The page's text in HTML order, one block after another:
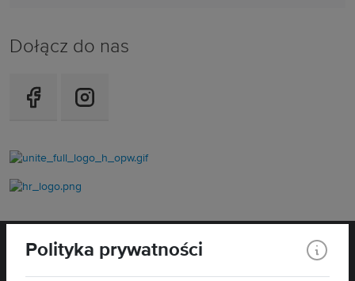
Dołącz do nas
Polityka prywatności